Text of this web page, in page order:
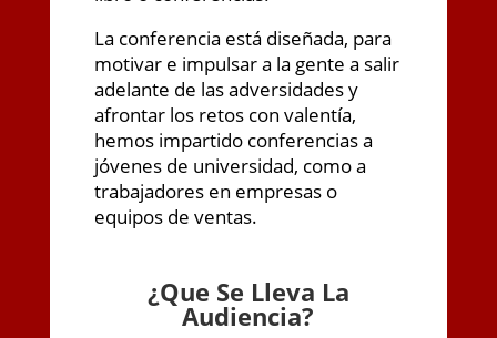
La conferencia está diseñada, para
motivar e impulsar a la gente a salir
adelante de las adversidades y
afrontar los retos con valentía,
hemos impartido conferencias a
jóvenes de universidad, como a
trabajadores en empresas o
equipos de ventas.
¿Que Se Lleva La
Audiencia?